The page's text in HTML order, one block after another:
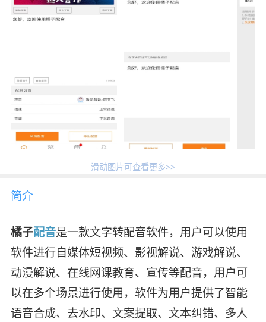
滑动图片可查看更多>>
简介
橘子配音是一款文字转配音软件，用户可以使用
软件进行自媒体短视频、影视解说、游戏解说、
动漫解说、在线网课教育、宣传等配音，用户可
以在多个场景进行使用，软件为用户提供了智能
语音合成、去水印、文案提取、文本纠错、多人